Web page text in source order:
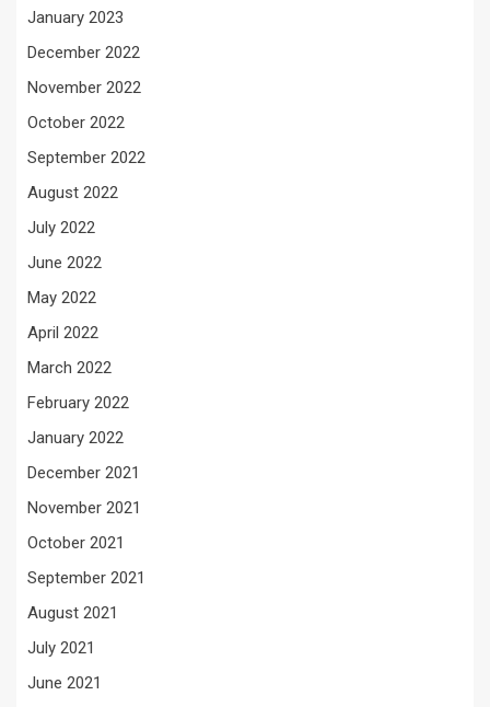
January 2023
December 2022
November 2022
October 2022
September 2022
August 2022
July 2022
June 2022
May 2022
April 2022
March 2022
February 2022
January 2022
December 2021
November 2021
October 2021
September 2021
August 2021
July 2021
June 2021